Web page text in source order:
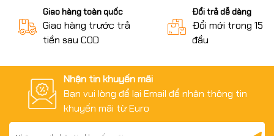
Giao hàng toàn quốc
Giao hàng trước trả
tiền sau COD
Đổi trả dễ dàng
Đổi mới trong 15
đầu
Nhận tin khuyến mãi
Bạn vui lòng để lại Email để nhận thông tin
khuyến mãi từ Euro